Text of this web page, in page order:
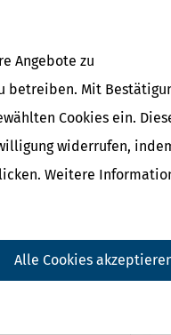
Angebote zu
betreiben. Mit
Cookies ein.
widerrufen,
Weitere
Alle Cookies
erreichen
Euro im Jahr
Ihrer